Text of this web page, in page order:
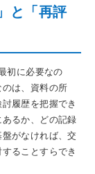
と「再評
初に必要なの
は、資料の所
履歴を把握でき
るか、どの記録
がなければ、交
ることすらでき